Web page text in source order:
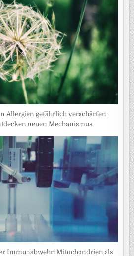
Allergien gefährlich verschärfen:
neuen Mechanismus
Immunabwehr: Mitochondrien als